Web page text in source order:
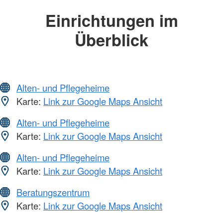
Einrichtungen im
Überblick
Alten- und Pflegeheime
Karte: Link zur Google Maps Ansicht
Alten- und Pflegeheime
Karte: Link zur Google Maps Ansicht
Alten- und Pflegeheime
Karte: Link zur Google Maps Ansicht
Beratungszentrum
Karte: Link zur Google Maps Ansicht